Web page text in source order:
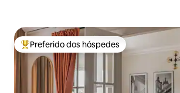
Entre os melhores preferidos dos hóspedes
Preferido dos hóspedes